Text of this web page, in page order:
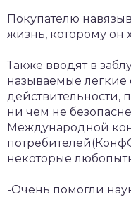
Покупателю
жизнь, которому он
Также вводят в
называемые легкие
действительности,
ни чем не
Международной
некоторые
-Очень помогли